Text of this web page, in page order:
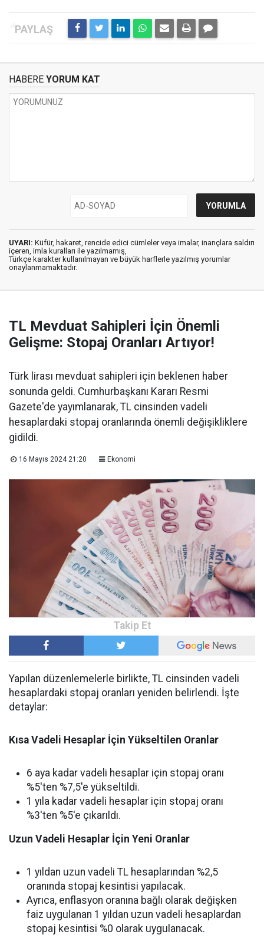
HABERE YORUM KAT
UYARI: Küfür, hakaret, rencide edici cümleler veya imalar, inançlara saldırı
içeren, imla kuralları ile yazılmamış,
Türkçe karakter kullanılmayan ve büyük harflerle yazılmış yorumlar
onaylanmamaktadır.
TL Mevduat Sahipleri İçin Önemli
Gelişme: Stopaj Oranları Artıyor!
Türk lirası mevduat sahipleri için beklenen haber
sonunda geldi. Cumhurbaşkanı Kararı Resmi
Gazete'de yayımlanarak, TL cinsinden vadeli
hesaplardaki stopaj oranlarında önemli değişikliklere
gidildi.
16 Mayıs 2024 21:20 Ekonomi
Yapılan düzenlemelerle birlikte, TL cinsinden vadeli
hesaplardaki stopaj oranları yeniden belirlendi. İşte
detaylar:
Kısa Vadeli Hesaplar İçin Yükseltilen Oranlar
6 aya kadar vadeli hesaplar için stopaj oranı
%5'ten %7,5'e yükseltildi.
1 yıla kadar vadeli hesaplar için stopaj oranı
%3'ten %5'e çıkarıldı.
Uzun Vadeli Hesaplar İçin Yeni Oranlar
1 yıldan uzun vadeli TL hesaplarından %2,5
oranında stopaj kesintisi yapılacak.
Ayrıca, enflasyon oranına bağlı olarak değişken
faiz uygulanan 1 yıldan uzun vadeli hesaplardan
stopaj kesintisi %0 olarak uygulanacak.